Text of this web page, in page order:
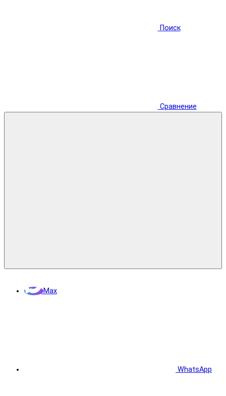
Поиск
Сравнение
Max
WhatsApp